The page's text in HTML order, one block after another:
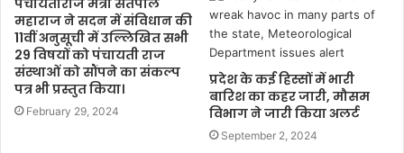
पंचायतीराज मंत्री सतपाल
महाराज ने सदन में संविधान की
11वीं अनुसूची में उल्लिखित सभी
29 विषयों को पंचायती राज
संस्थाओं को सौंपने का संकल्प
पत्र भी प्रस्तुत किया।
February 29, 2024
प्रदेश के कई हिस्सों में भारी
बारिश का कहर जारी, मौसम
विभाग ने जारी किया अलर्ट
September 2, 2024